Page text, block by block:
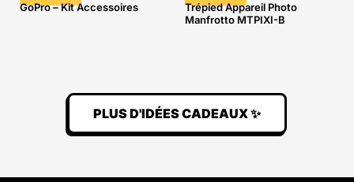
GoPro – Kit Accessoires
Trépied Appareil Photo
Manfrotto MTPIXI-B
PLUS D'IDÉES CADEAUX ✨